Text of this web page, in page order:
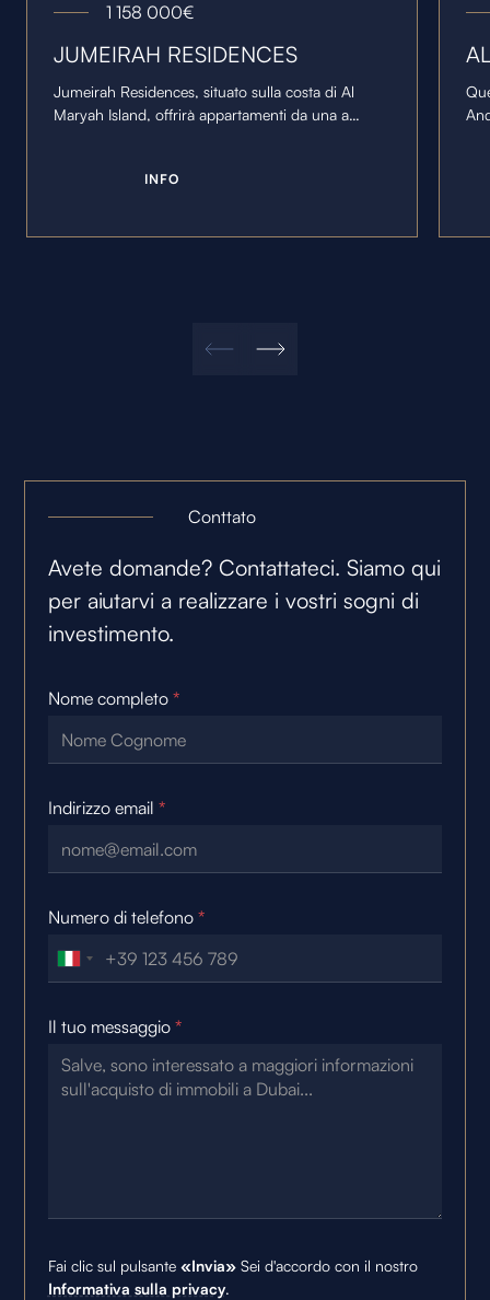
1 158 000€
JUMEIRAH RESIDENCES
Jumeirah Residences, situato sulla costa di Al
Maryah Island, offrirà appartamenti da una a
IN FO
Conttato
Avete domande? Contattateci. Siamo qui
per aiutarvi a realizzare i vostri sogni di
investimento.
Nome completo *
Indirizzo email *
Numero di telefono *
Il tuo messaggio *
Fai clic sul pulsante «Invia»Sei d'accordo con il nostro
Informativa sulla privacy.